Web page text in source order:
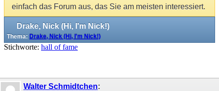
einfach das Forum aus, das Sie am meisten interessiert.
Drake, Nick (Hi, I'm Nick!)
Thema: Drake, Nick (Hi, I'm Nick!)
Stichworte: hall of fame
Walter Schmidtchen: